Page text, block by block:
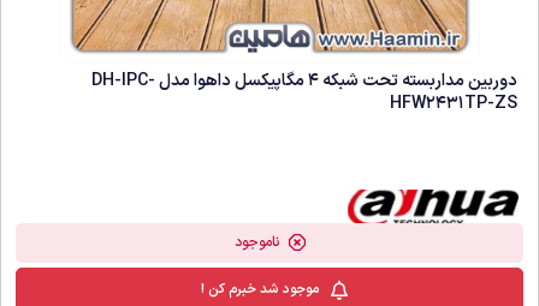
دوربین مداربسته تحت شبکه 4 مگاپیکسل داهوا مدل DH-IPC-
HFW2431TP-ZS
ناموجود
موجود شد خبرم کن !